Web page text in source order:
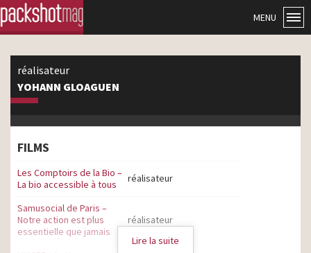
MENU
réalisateur
YOHANN GLOAGUEN
FILMS
Les Comptoirs de la Bio –
La bio accessible à tous
réalisateur
Samusocial de Paris –
Notre action est plus
essentielle que jamais
réalisateur
Lire la suite